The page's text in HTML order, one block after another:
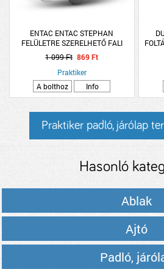
ENTAC ENTAC STEPHAN
FELÜLETRE SZERELHETŐ FALI
ALJZAT FÖLDELT IP54 SZÜRKE-
FEHÉR
1 099 Ft 869 Ft
Praktiker
A bolthoz
Info
Praktiker padló, járólap
Hasonló
Ablak
Ajtó
Padló,